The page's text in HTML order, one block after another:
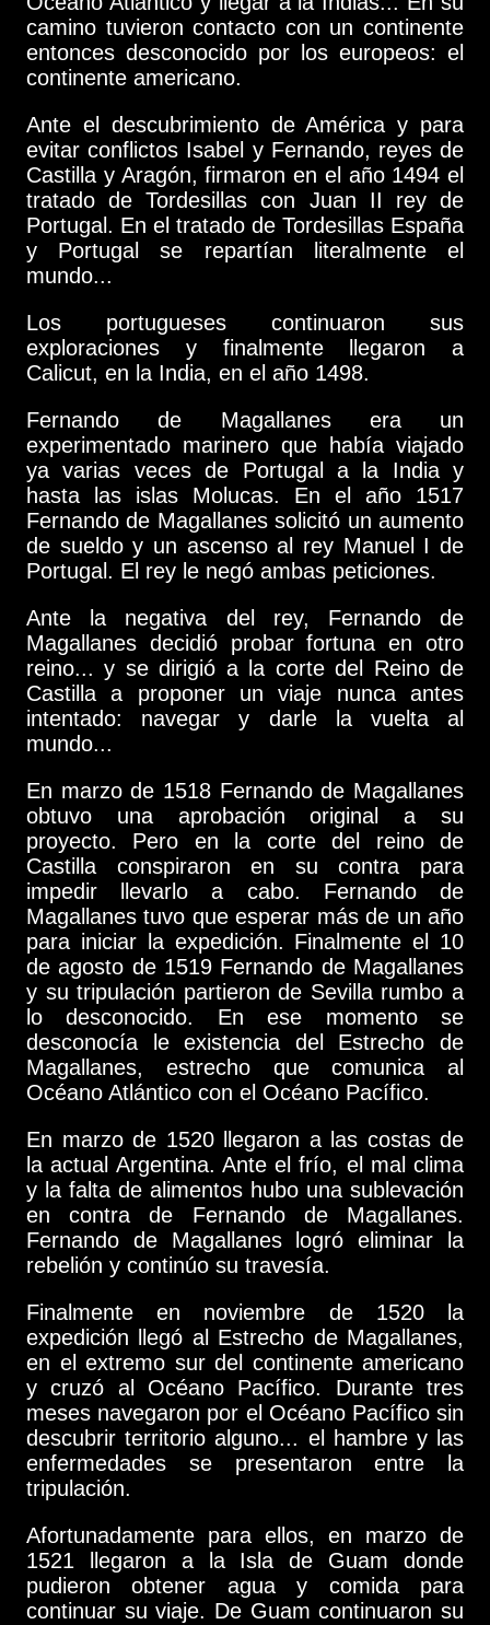
camino tuvieron contacto con un continente
entonces desconocido por los europeos: el
continente americano.
Ante el descubrimiento de América y para
evitar conflictos Isabel y Fernando, reyes de
Castilla y Aragón, firmaron en el año 1494 el
tratado de Tordesillas con Juan II rey de
Portugal. En el tratado de Tordesillas España
y Portugal se repartían literalmente el
mundo...
Los portugueses continuaron sus
exploraciones y finalmente llegaron a
Calicut, en la India, en el año 1498.
Fernando de Magallanes era un
experimentado marinero que había viajado
ya varias veces de Portugal a la India y
hasta las islas Molucas. En el año 1517
Fernando de Magallanes solicitó un aumento
de sueldo y un ascenso al rey Manuel I de
Portugal. El rey le negó ambas peticiones.
Ante la negativa del rey, Fernando de
Magallanes decidió probar fortuna en otro
reino... y se dirigió a la corte del Reino de
Castilla a proponer un viaje nunca antes
intentado: navegar y darle la vuelta al
mundo...
En marzo de 1518 Fernando de Magallanes
obtuvo una aprobación original a su
proyecto. Pero en la corte del reino de
Castilla conspiraron en su contra para
impedir llevarlo a cabo. Fernando de
Magallanes tuvo que esperar más de un año
para iniciar la expedición. Finalmente el 10
de agosto de 1519 Fernando de Magallanes
y su tripulación partieron de Sevilla rumbo a
lo desconocido. En ese momento se
desconocía le existencia del Estrecho de
Magallanes, estrecho que comunica al
Océano Atlántico con el Océano Pacífico.
En marzo de 1520 llegaron a las costas de
la actual Argentina. Ante el frío, el mal clima
y la falta de alimentos hubo una sublevación
en contra de Fernando de Magallanes.
Fernando de Magallanes logró eliminar la
rebelión y continúo su travesía.
Finalmente en noviembre de 1520 la
expedición llegó al Estrecho de Magallanes,
en el extremo sur del continente americano
y cruzó al Océano Pacífico. Durante tres
meses navegaron por el Océano Pacífico sin
descubrir territorio alguno... el hambre y las
enfermedades se presentaron entre la
tripulación.
Afortunadamente para ellos, en marzo de
1521 llegaron a la Isla de Guam donde
pudieron obtener agua y comida para
continuar su viaje. De Guam continuaron su